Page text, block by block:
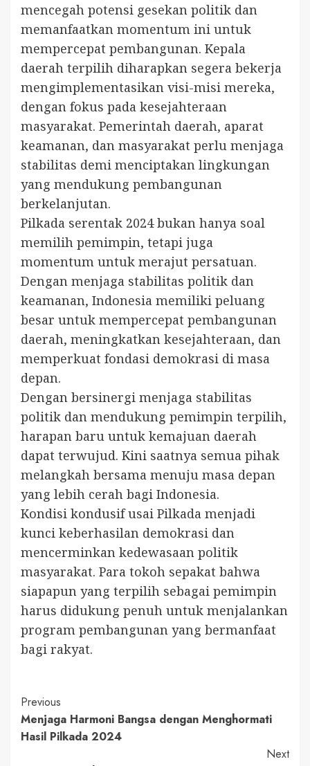
mencegah potensi gesekan politik dan
memanfaatkan momentum ini untuk
mempercepat pembangunan. Kepala
daerah terpilih diharapkan segera bekerja
mengimplementasikan visi-misi mereka,
dengan fokus pada kesejahteraan
masyarakat. Pemerintah daerah, aparat
keamanan, dan masyarakat perlu menjaga
stabilitas demi menciptakan lingkungan
yang mendukung pembangunan
berkelanjutan.
Pilkada serentak 2024 bukan hanya soal
memilih pemimpin, tetapi juga
momentum untuk merajut persatuan.
Dengan menjaga stabilitas politik dan
keamanan, Indonesia memiliki peluang
besar untuk mempercepat pembangunan
daerah, meningkatkan kesejahteraan, dan
memperkuat fondasi demokrasi di masa
depan.
Dengan bersinergi menjaga stabilitas
politik dan mendukung pemimpin terpilih,
harapan baru untuk kemajuan daerah
dapat terwujud. Kini saatnya semua pihak
melangkah bersama menuju masa depan
yang lebih cerah bagi Indonesia.
Kondisi kondusif usai Pilkada menjadi
kunci keberhasilan demokrasi dan
mencerminkan kedewasaan politik
masyarakat. Para tokoh sepakat bahwa
siapapun yang terpilih sebagai pemimpin
harus didukung penuh untuk menjalankan
program pembangunan yang bermanfaat
bagi rakyat.
Continue
Reading
Previous
Menjaga Harmoni Bangsa dengan Menghormati
Hasil Pilkada 2024
Next